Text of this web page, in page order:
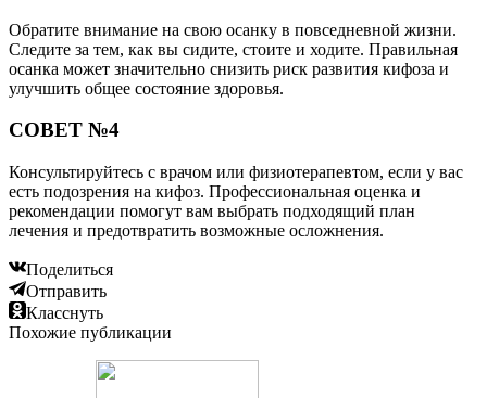
Обратите внимание на свою осанку в повседневной жизни.
Следите за тем, как вы сидите, стоите и ходите. Правильная
осанка может значительно снизить риск развития кифоза и
улучшить общее состояние здоровья.
СОВЕТ №4
Консультируйтесь с врачом или физиотерапевтом, если у вас
есть подозрения на кифоз. Профессиональная оценка и
рекомендации помогут вам выбрать подходящий план
лечения и предотвратить возможные осложнения.
Поделиться
Отправить
Класснуть
Похожие публикации